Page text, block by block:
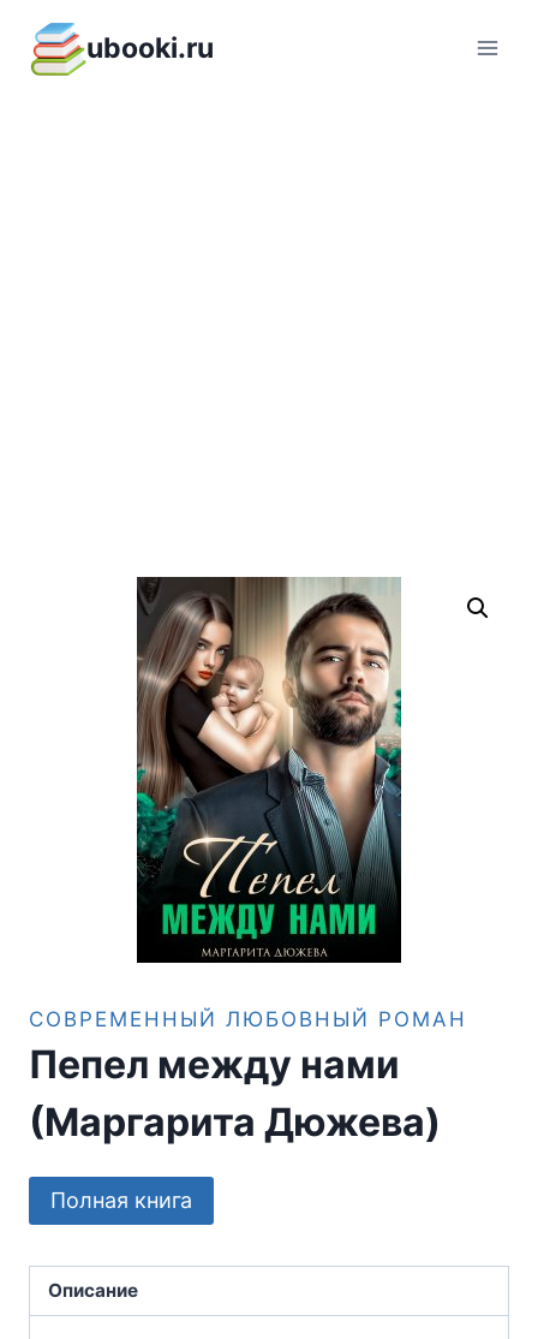
содержимому
ubooki.ru
СОВРЕМЕННЫЙ ЛЮБОВНЫЙ РОМАН
Пепел между нами
(Маргарита Дюжева)
Полная книга
Описание